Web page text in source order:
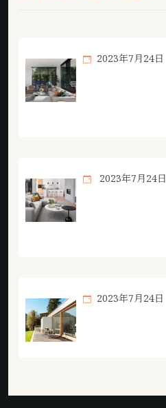
2023年7月24日
2023年7月24日
2023年7月24日